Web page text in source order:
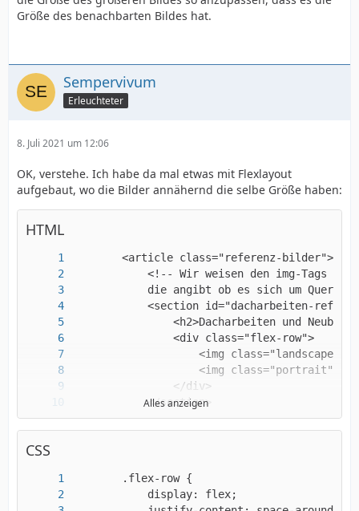
Größe des benachbarten Bildes hat.
Sempervivum
Erleuchteter
8. Juli 2021 um 12:06
OK, verstehe. Ich habe da mal etwas mit Flexlayout
aufgebaut, wo die Bilder annähernd die selbe Größe haben:
HTML
Alles anzeigen
CSS